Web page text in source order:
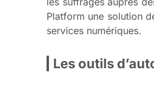
Platform une solution
services numériques.
Les outils